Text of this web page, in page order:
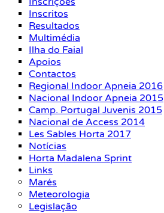
Inscritos
Resultados
Multimédia
Ilha do Faial
Apoios
Contactos
Regional Indoor Apneia 2016
Nacional Indoor Apneia 2015
Camp. Portugal Juvenis 2015
Nacional de Access 2014
Les Sables Horta 2017
Notícias
Horta Madalena Sprint
Links
Marés
Meteorologia
Legislação